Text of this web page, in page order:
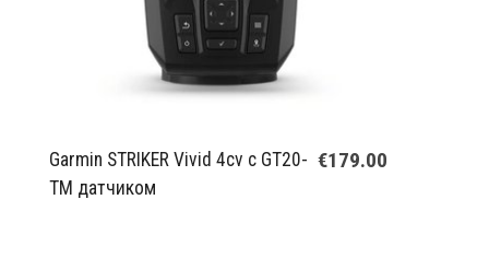
Garmin STRIKER Vivid 4cv с GT20-
TM датчиком
€179.00